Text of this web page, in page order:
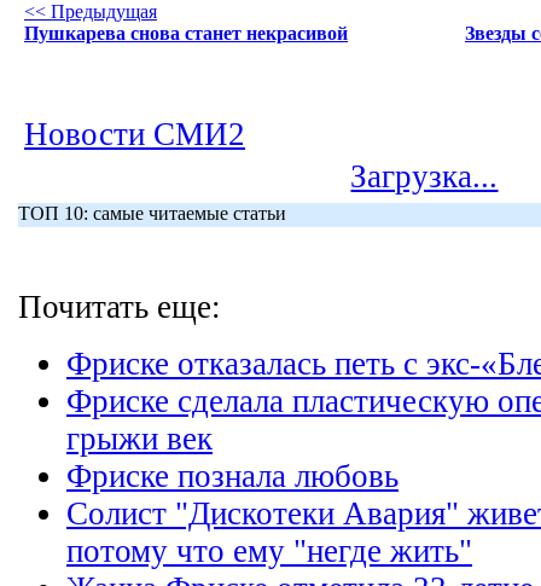
<< Предыдущая
Пушкарева снова станет некрасивой
Звезды
Новости СМИ2
Загрузка...
ТОП 10: самые читаемые статьи
Почитать еще:
Фриске отказалась петь с экс-
Фриске сделала пластическую
грыжи век
Фриске познала любовь
Солист "Дискотеки Авария"
потому что ему "негде жить"